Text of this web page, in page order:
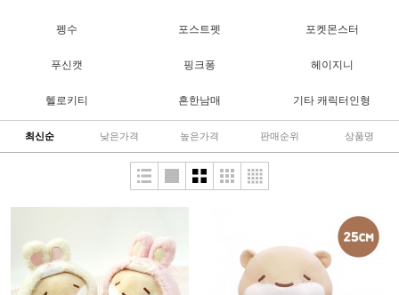
펭수 포스트펫 포켓몬스터
푸신캣 핑크퐁 헤이지니
헬로키티 흔한남매 기타 캐릭터인형
최신순 낮은가격 높은가격 판매순위 상품명